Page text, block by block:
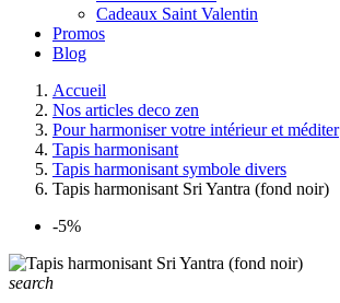
Cadeaux Saint Valentin
Promos
Blog
Accueil
Nos articles deco zen
Pour harmoniser votre intérieur et méditer
Tapis harmonisant
Tapis harmonisant symbole divers
Tapis harmonisant Sri Yantra (fond noir)
-5%
search